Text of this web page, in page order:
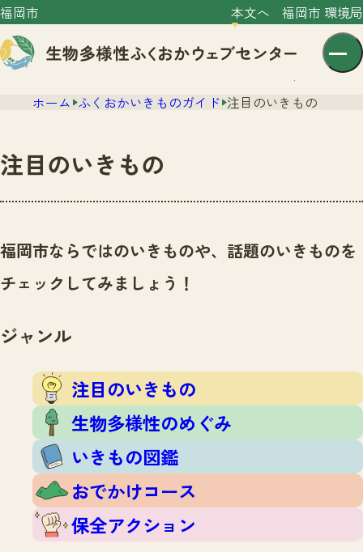
福岡市 本文へ 福岡市 環境局
センター紹介
センター紹介TOP
サイトポリシー
ニュース
いきものガイド
注目のいきもの
生物多様性のめぐみ
いきもの図鑑
おでかけコース
保全アクション
イベント
いきもの調査隊
調査レポート
調査レポートTOP
調査結果
ふくおかいきものマップ
マッチング
マッチングTOP
掲載申し込みフォーム
お問合せ
ホーム ふくおかいきものガイド 注目のいきもの
注目のいきもの
福岡市ならではのいきものや、話題のいきものを
チェックしてみましょう！
ジャンル
注目のいきもの
生物多様性のめぐみ
いきもの図鑑
おでかけコース
保全アクション